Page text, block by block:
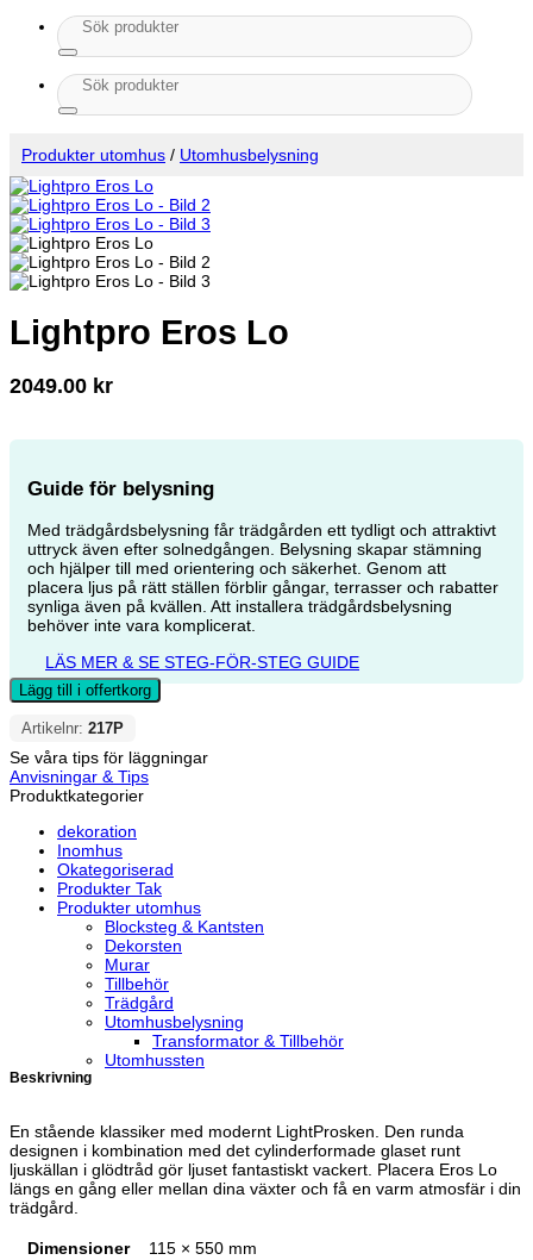
Sök
efter:
Sök
efter:
Produkter utomhus / Utomhusbelysning
Lightpro Eros Lo
2049.00 kr
Guide för belysning
Med trädgårdsbelysning får trädgården ett tydligt och attraktivt
uttryck även efter solnedgången. Belysning skapar stämning
och hjälper till med orientering och säkerhet. Genom att
placera ljus på rätt ställen förblir gångar, terrasser och rabatter
synliga även på kvällen. Att installera trädgårdsbelysning
behöver inte vara komplicerat.
LÄS MER & SE STEG-FÖR-STEG GUIDE
Lägg till i offertkorg
Artikelnr: 217P
Se våra tips för läggningar
Anvisningar & Tips
Produktkategorier
dekoration
Inomhus
Okategoriserad
Produkter Tak
Produkter utomhus
Blocksteg & Kantsten
Dekorsten
Murar
Tillbehör
Trädgård
Utomhusbelysning
Transformator & Tillbehör
Utomhussten
Beskrivning
En stående klassiker med modernt LightProsken. Den runda
designen i kombination med det cylinderformade glaset runt
ljuskällan i glödtråd gör ljuset fantastiskt vackert. Placera Eros Lo
längs en gång eller mellan dina växter och få en varm atmosfär i din
trädgård.
Dimensioner
115 × 550 mm